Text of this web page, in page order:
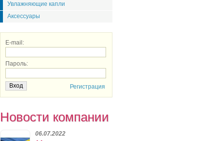
Увлажняющие капли
Аксессуары
E-mail:
Пароль:
Регистрация
Новости компании
06.07.2022